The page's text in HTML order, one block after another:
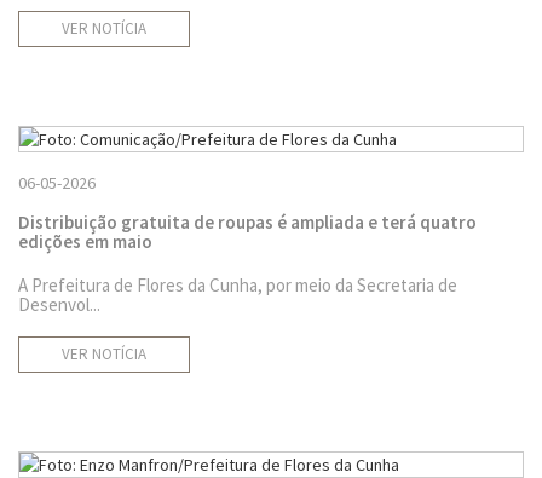
VER NOTÍCIA
06-05-2026
Distribuição gratuita de roupas é ampliada e terá quatro
edições em maio
A Prefeitura de Flores da Cunha, por meio da Secretaria de
Desenvol...
VER NOTÍCIA